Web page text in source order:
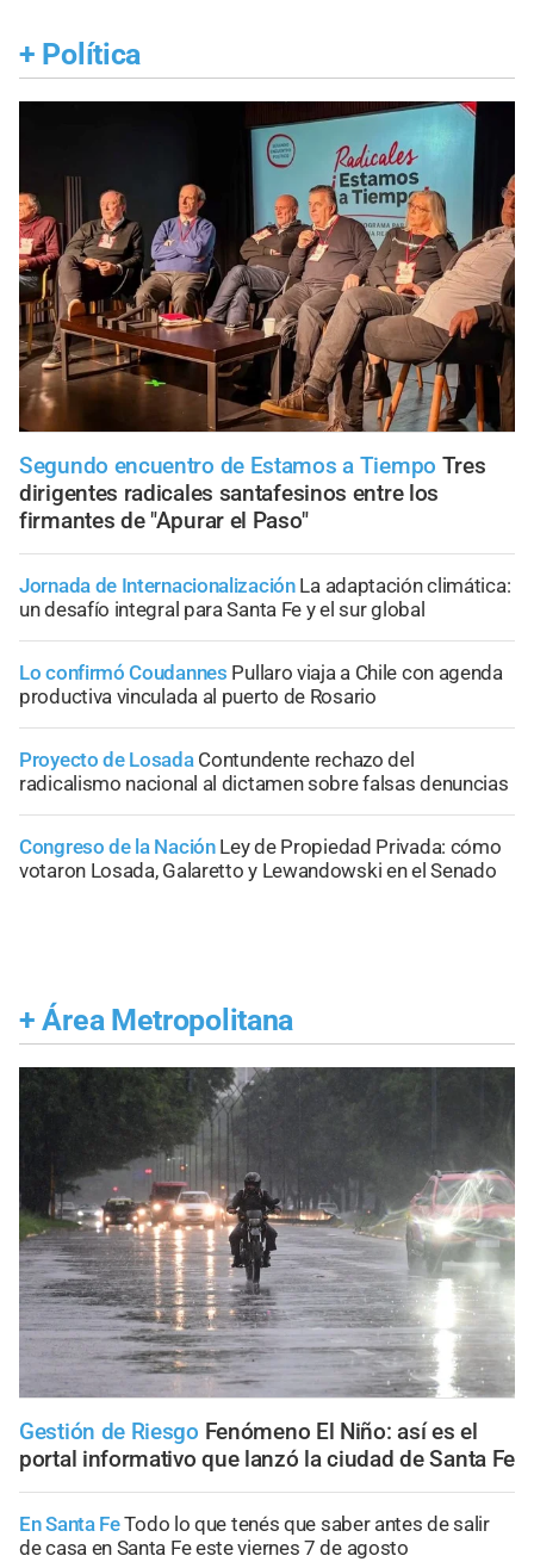
+ Política
Segundo encuentro de Estamos a Tiempo Tres
dirigentes radicales santafesinos entre los
firmantes de "Apurar el Paso"
Jornada de Internacionalización La adaptación climática:
un desafío integral para Santa Fe y el sur global
Lo confirmó Coudannes Pullaro viaja a Chile con agenda
productiva vinculada al puerto de Rosario
Proyecto de Losada Contundente rechazo del
radicalismo nacional al dictamen sobre falsas denuncias
Congreso de la Nación Ley de Propiedad Privada: cómo
votaron Losada, Galaretto y Lewandowski en el Senado
+ Área Metropolitana
Gestión de Riesgo Fenómeno El Niño: así es el
portal informativo que lanzó la ciudad de Santa Fe
En Santa FeTodo lo que tenés que saber antes de salir
de casa en Santa Fe este viernes 7 de agosto